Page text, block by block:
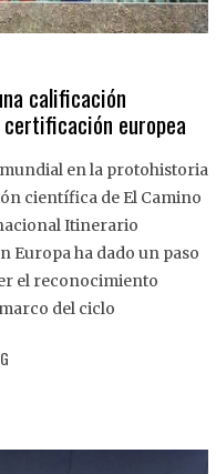
calificación
certificación europea
en la protohistoria
científica de El Camino
Itinerario
Europa ha dado un paso
el reconocimiento
del ciclo